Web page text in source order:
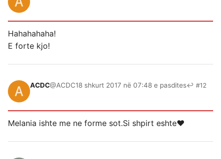
Hahahahaha!
E forte kjo!
ACDC@ACDC18 shkurt 2017 në 07:48 e pasdites↩ #12
Melania ishte me ne forme sot.Si shpirt eshte❤